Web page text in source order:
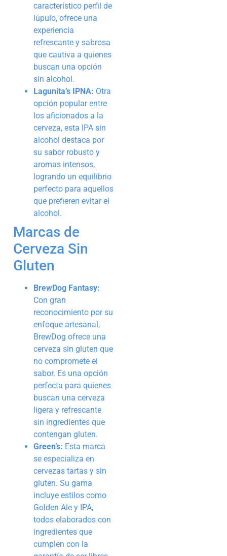
característico perfil de
lúpulo, ofrece una
experiencia
refrescante y sabrosa
que cautiva a quienes
buscan una opción
sin alcohol.
Lagunita’s IPNA: Otra
opción popular entre
los aficionados a la
cerveza, esta IPA sin
alcohol destaca por
su sabor robusto y
aromas intensos,
logrando un equilibrio
perfecto para aquellos
que prefieren evitar el
alcohol.
Marcas de
Cerveza Sin
Gluten
BrewDog Fantasy:
Con gran
reconocimiento por su
enfoque artesanal,
BrewDog ofrece una
cerveza sin gluten que
no compromete el
sabor. Es una opción
perfecta para quienes
buscan una cerveza
ligera y refrescante
sin ingredientes que
contengan gluten.
Green’s: Esta marca
se especializa en
cervezas tartas y sin
gluten. Su gama
incluye estilos como
Golden Ale y IPA,
todos elaborados con
ingredientes que
cumplen con la